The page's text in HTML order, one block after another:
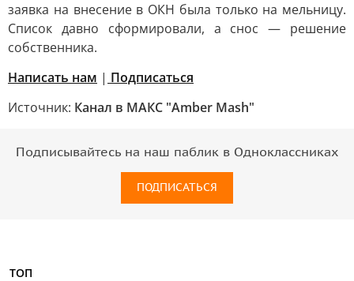
заявка на внесение в ОКН была только на мельницу.
Список давно сформировали, а снос — решение
собственника.
Написать нам | Подписаться
Источник: Канал в МАКС "Amber Mash"
Подписывайтесь на наш паблик в Одноклассниках
ПОДПИСАТЬСЯ
ТОП